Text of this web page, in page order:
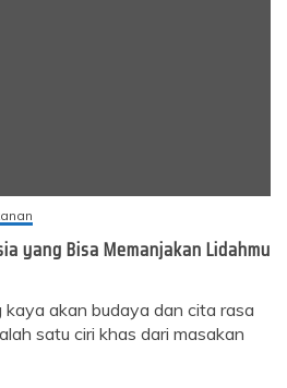
yang Bisa Memanjakan Lidahmu
akan budaya dan cita rasa
satu ciri khas dari masakan